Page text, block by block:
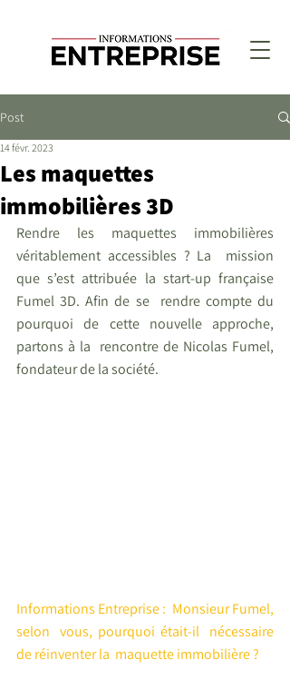
Post
Les maquettes
immobilières 3D
14 févr. 2023
Rendre les maquettes immobilières
véritablement accessibles ? La  mission
que s’est attribuée la start-up française
Fumel 3D. Afin de se  rendre compte du
pourquoi de cette nouvelle approche,
partons à la  rencontre de Nicolas Fumel,
fondateur de la société.
Informations Entreprise :  Monsieur Fumel,
selon  vous, pourquoi était-il  nécessaire
de réinventer la  maquette immobilière ?